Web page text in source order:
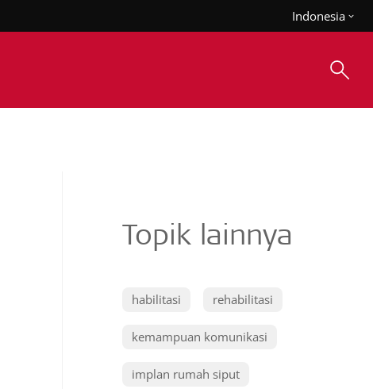
Indonesia
Topik lainnya
habilitasi rehabilitasi
kemampuan komunikasi
implan rumah siput